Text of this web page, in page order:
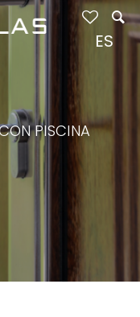
PISCINA
ES